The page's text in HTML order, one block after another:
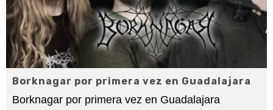
Borknagar por primera vez en Guadalajara
Borknagar por primera vez en Guadalajara